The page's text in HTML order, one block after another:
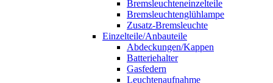
Bremsleuchteneinzelteile
Bremsleuchtenglühlampe
Zusatz-Bremsleuchte
Einzelteile/Anbauteile
Abdeckungen/Kappen
Batteriehalter
Gasfedern
Leuchtenaufnahme